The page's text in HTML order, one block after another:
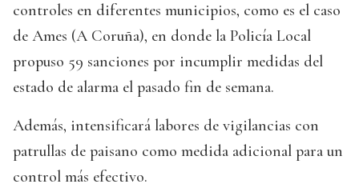
controles en diferentes municipios, como es el caso
de Ames (A Coruña), en donde la Policía Local
propuso 59 sanciones por incumplir medidas del
estado de alarma el pasado fin de semana.
Además, intensificará labores de vigilancias con
patrullas de paisano como medida adicional para un
control más efectivo.